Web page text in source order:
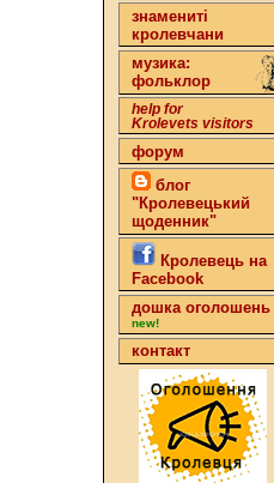
знамениті
кролевчани
музика:
фольклор
help for
Krolevets visitors
форум
блог
"Кролевецький
щоденник"
Кролевець на
Facebook
дошка оголошень
new!
контакт